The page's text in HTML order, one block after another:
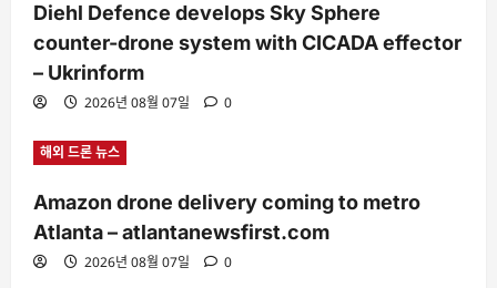
Diehl Defence develops Sky Sphere
counter-drone system with CICADA effector
– Ukrinform
2026년 08월 07일 0
해외 드론 뉴스
Amazon drone delivery coming to metro
Atlanta – atlantanewsfirst.com
2026년 08월 07일 0